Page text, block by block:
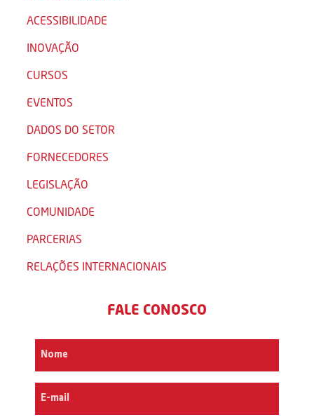
ACESSIBILIDADE
INOVAÇÃO
CURSOS
EVENTOS
DADOS DO SETOR
FORNECEDORES
LEGISLAÇÃO
COMUNIDADE
PARCERIAS
RELAÇÕES INTERNACIONAIS
FALE CONOSCO